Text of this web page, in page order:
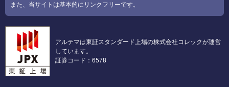
また、当サイトは基本的にリンクフリーです。
アルテマは東証スタンダード上場の株式会社コレックが運営
しています。
証券コード：6578